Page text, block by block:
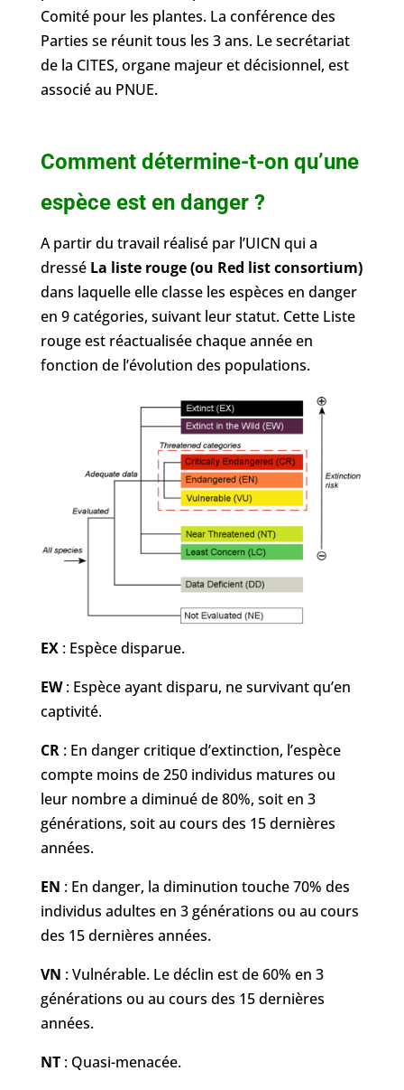
Comité pour les plantes. La conférence des
Parties se réunit tous les 3 ans. Le secrétariat
de la CITES, organe majeur et décisionnel, est
associé au PNUE.
Comment détermine-t-on qu’une
espèce est en danger ?
A partir du travail réalisé par l’UICN qui a
dressé La liste rouge (ou Red list consortium)
dans laquelle elle classe les espèces en danger
en 9 catégories, suivant leur statut. Cette Liste
rouge est réactualisée chaque année en
fonction de l’évolution des populations.
EX: Espèce disparue.
EW: Espèce ayant disparu, ne survivant qu’en
captivité.
CR : En danger critique d’extinction, l’espèce
compte moins de 250 individus matures ou
leur nombre a diminué de 80%, soit en 3
générations, soit au cours des 15 dernières
années.
EN : En danger, la diminution touche 70% des
individus adultes en 3 générations ou au cours
des 15 dernières années.
VN : Vulnérable. Le déclin est de 60% en 3
générations ou au cours des 15 dernières
années.
NT : Quasi-menacée.